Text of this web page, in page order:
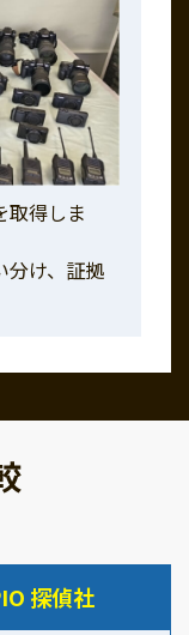
取得しま
分け、証拠
探偵社